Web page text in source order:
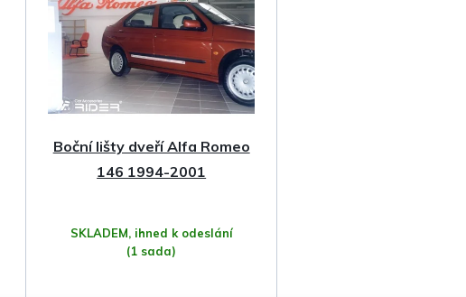
Boční lišty dveří Alfa Romeo
146 1994-2001
SKLADEM, ihned k odeslání
(1 sada)